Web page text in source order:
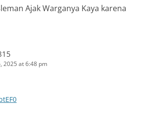
Ajak Warganya Kaya karena
2025 at 6:48 pm